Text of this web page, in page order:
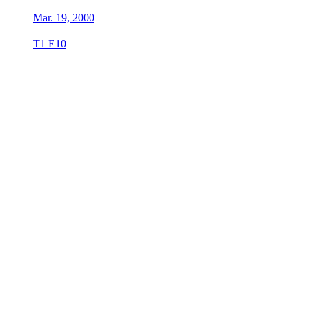
Mar. 19, 2000
T1 E10